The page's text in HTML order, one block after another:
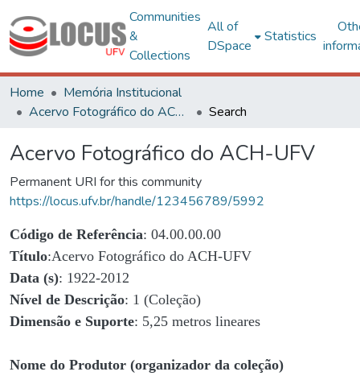
Communities
&
Collections
All of
DSpace
Statistics
Home
Memória Institucional
Acervo Fotográfico do ACH-UFV
Search
Acervo Fotográfico do ACH-UFV
Permanent URI for this community
https://locus.ufv.br/handle/123456789/5992
Código de Referência: 04.00.00.00
Título:Acervo Fotográfico do ACH-UFV
Data (s): 1922-2012
Nível de Descrição: 1 (Coleção)
Dimensão e Suporte: 5,25 metros lineares
Nome do Produtor (organizador da coleção)